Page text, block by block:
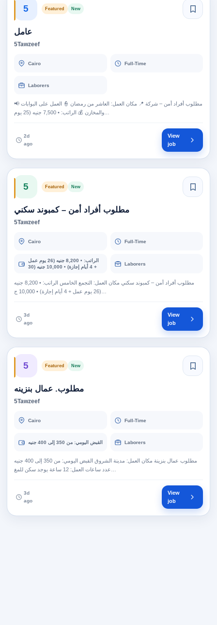
5 Featured New
عامل
5Tawzeef
Cairo Full-Time
Laborers
📢 مطلوب أفراد أمن – شركة 📍 مكان العمل: العاشر من رمضان 👮 العمل على البوابات
2d
ago
View
job
5 Featured New
مطلوب أفراد أمن – كمبوند سكني
5Tawzeef
Cairo Full-Time
الراتب: • 8,200 جنيه (26 يوم عمل
+ 4 أيام إجازة) • 10,000 جنيه (30
Laborers
مطلوب أفراد أمن – كمبوند سكني مكان العمل: التجمع الخامس الراتب: • 8,200 جنيه
3d
ago
View
job
5 Featured New
مطلوب. عمال بنزينه
5Tawzeef
Cairo Full-Time
القبض اليومي: من 350 إلى 400 جنيه Laborers
مطلوب عمال بنزينة مكان العمل: مدينة الشروق القبض اليومي: من 350 إلى 400 جنيه
3d
ago
View
job